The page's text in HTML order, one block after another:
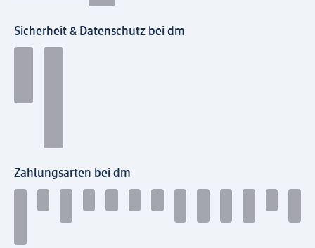
Sicherheit & Datenschutz bei dm
Zahlungsarten bei dm